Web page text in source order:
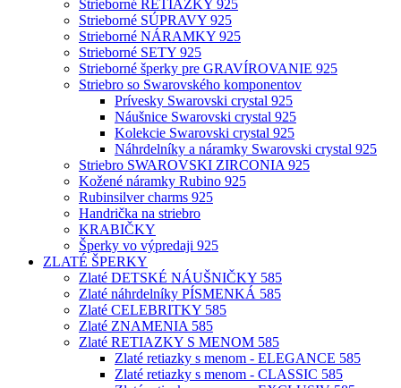
Strieborné RETIAZKY 925
Strieborné SÚPRAVY 925
Strieborné NÁRAMKY 925
Strieborné SETY 925
Strieborné šperky pre GRAVÍROVANIE 925
Striebro so Swarovského komponentov
Prívesky Swarovski crystal 925
Náušnice Swarovski crystal 925
Kolekcie Swarovski crystal 925
Náhrdelníky a náramky Swarovski crystal 925
Striebro SWAROVSKI ZIRCONIA 925
Kožené náramky Rubino 925
Rubinsilver charms 925
Handrička na striebro
KRABIČKY
Šperky vo výpredaji 925
ZLATÉ ŠPERKY
Zlaté DETSKÉ NÁUŠNIČKY 585
Zlaté náhrdelníky PÍSMENKÁ 585
Zlaté CELEBRITKY 585
Zlaté ZNAMENIA 585
Zlaté RETIAZKY S MENOM 585
Zlaté retiazky s menom - ELEGANCE 585
Zlaté retiazky s menom - CLASSIC 585